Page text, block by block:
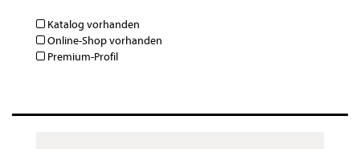
Katalog vorhanden
Online-Shop vorhanden
Premium-Profil